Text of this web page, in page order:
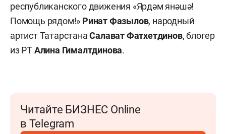
республиканского движения «Ярдәм янәшә!
Помощь рядом!» Ринат Фазылов, народный
артист ТатарстанаСалават Фатхетдинов, блогер
из РТАлина Гималтдинова.
Читайте БИЗНЕС Online
в Telegram